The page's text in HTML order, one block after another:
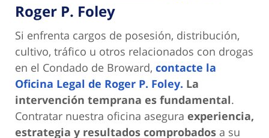
Roger P. Foley
Si enfrenta cargos de posesión, distribución,
cultivo, tráfico u otros relacionados con drogas
en el Condado de Broward, contacte la
Oficina Legal de Roger P. Foley. La
intervención temprana es fundamental.
Contratar nuestra oficina asegura experiencia,
estrategia y resultados comprobados a su